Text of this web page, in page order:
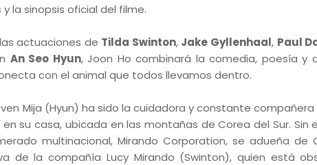
la sinopsis oficial del filme.
actuaciones de Tilda Swinton, Jake Gyllenhaal, Paul
An Seo Hyun, Joon Ho combinará la comedia, poesía y
con el animal que todos llevamos dentro.
Mija (Hyun) ha sido la cuidadora y constante
su casa, ubicada en las montañas de Corea del Sur.
multinacional, Mirando Corporation, se adueña de
de la compañía Lucy Mirando (Swinton), quien está